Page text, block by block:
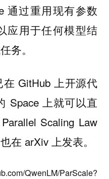
通过重用现有参数
应用于任何模型结
务。
GitHub 上开源代
Space 上就可以直
Scaling Law
在 arXiv 上发表。
QwenLM/ParScale?